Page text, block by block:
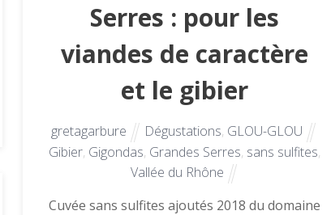
Serres : pour les
viandes de caractère
et le gibier
gretagarbure Dégustations, GLOU-GLOU
Gibier, Gigondas, Grandes Serres, sans sulfites,
Vallée du Rhône
Cuvée sans sulfites ajoutés 2018 du domaine